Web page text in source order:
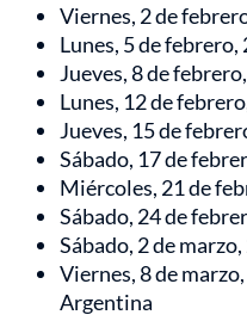
Viernes, 2 de
Lunes, 5 de
Jueves, 8 de
Lunes, 12 de
Jueves, 15 de
Sábado, 17 de
Miércoles, 21 de
Sábado, 24 de
Sábado, 2 de
Viernes, 8 de
Argentina